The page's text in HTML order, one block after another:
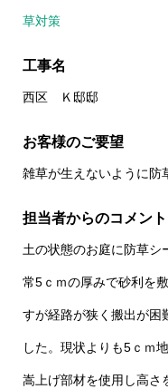
草対策
工事名
西区 Ｋ邸邸
お客様のご要望
雑草が生えないように防
担当者からのコメント
土の状態のお庭に防草シ
常5ｃｍの厚みで砂利を
すが経路が狭く搬出が困
した。現状よりも5ｃｍ
嵩上げ部材を使用し高さ